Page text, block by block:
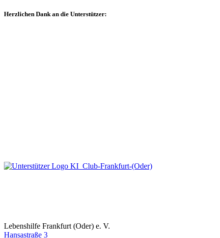
Herzlichen Dank an die Unterstützer:
Lebenshilfe Frankfurt (Oder) e. V.
Hansastraße 3